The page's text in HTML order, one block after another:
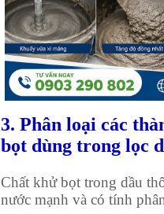
3. Phân loại các
bọt dùng trong lọc
Chất khử bọt trong dầu
nước mạnh và có tính